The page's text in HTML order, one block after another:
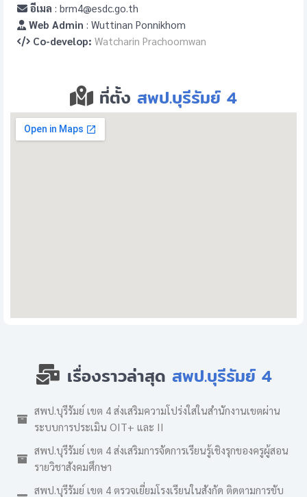
อีเมล : brm4@esdc.go.th
Web Admin : Wuttinan Ponnikhom
Co-develop: Watcharin Prachoomwan
ที่ตั้ง สพป.บุรีรัมย์ 4
เรื่องราวล่าสุด สพป.บุรีรัมย์ 4
สพป.บุรีรัมย์ เขต 4 ส่งเสริมความโปร่งใสในสำนักงานเขตผ่าน
ระบบการประเมิน OIT+ และ II
สพป.บุรีรัมย์ เขต 4 ส่งเสริมการจัดการเรียนรู้เชิงรุกของครูผู้สอน
รายวิชาสังคมศึกษา
สพป.บุรีรัมย์ เขต 4 ตรวจเยี่ยมโรงเรียนในสังกัด ติดตามการขับ